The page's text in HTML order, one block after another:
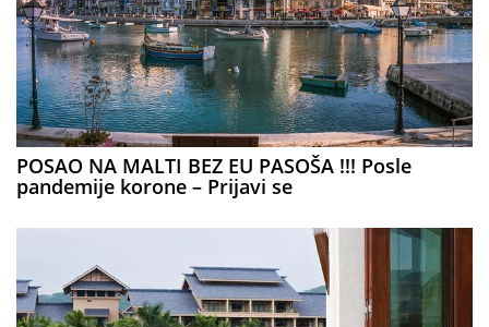
POSAO NA MALTI BEZ EU PASOŠA !!! Posle
pandemije korone – Prijavi se